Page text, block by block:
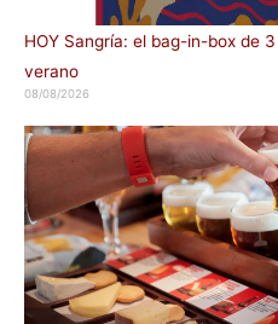
HOY Sangría: el bag-in-box de
verano
08/08/2026